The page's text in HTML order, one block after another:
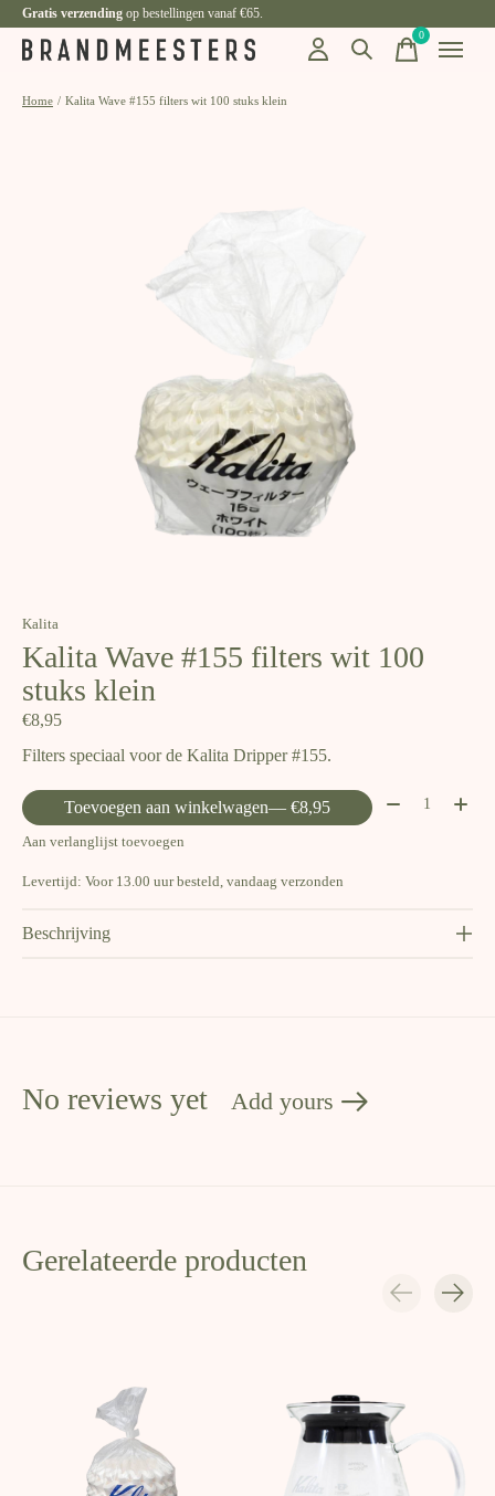
Gratis verzending op bestellingen vanaf €65.
0items
Home / Kalita Wave #155 filters wit 100 stuks klein
Kalita
Kalita Wave #155 filters wit 100
stuks klein
€8,95
Filters speciaal voor de Kalita Dripper #155.
Toevoegen aan winkelwagen — €8,95 Aantal:
Aan verlanglijst toevoegen
Levertijd: Voor 13.00 uur besteld, vandaag verzonden
Beschrijving
No reviews yet Add yours
Gerelateerde producten